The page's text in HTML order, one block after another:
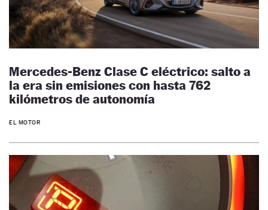
Mercedes-Benz Clase C eléctrico: salto a
la era sin emisiones con hasta 762
kilómetros de autonomía
EL MOTOR